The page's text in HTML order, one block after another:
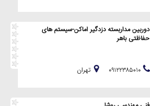
دوربین مداربسته دزدگیر اماکن-سیستم های
حفاظتی باهر
تهران